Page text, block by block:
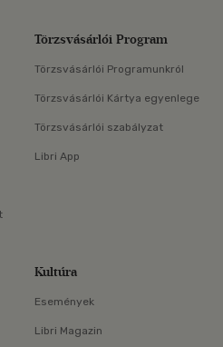
Törzsvásárlói Program
Törzsvásárlói Programunkról
Törzsvásárlói Kártya egyenlege
Törzsvásárlói szabályzat
Libri App
Kultúra
Események
Libri Magazin